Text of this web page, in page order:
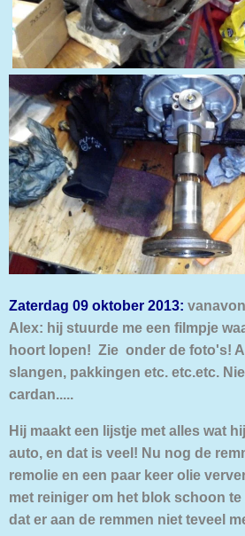
Zaterdag 09 oktober 2013:
Alex: hij stuurde me een filmpje
hoort lopen! Zie onder de foto's!
slangen, pakkingen etc. etc.etc.
cardan.....
Hij maakt een lijstje met alles wat
auto, en dat is veel! Nu nog de
remolie en een paar keer olie
met reiniger om het blok schoon
dat er aan de remmen niet teveel